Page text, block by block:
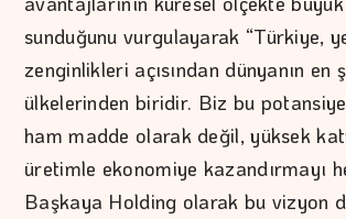
sunduğunu vurgulayarak “Türkiye,
zenginlikleri açısından dünyanın en
ülkelerinden biridir. Biz bu
ham madde olarak değil, yüksek
üretimle ekonomiye kazandırmayı
Başkaya Holding olarak bu vizyon